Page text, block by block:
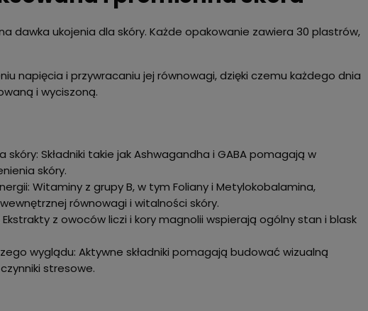
dawka ukojenia dla skóry. Każde opakowanie zawiera 30 plastrów,
napięcia i przywracaniu jej równowagi, dzięki czemu każdego dnia
i wyciszoną.
skóry: Składniki takie jak Ashwagandha i GABA pomagają w
skóry.
Witaminy z grupy B, w tym Foliany i Metylokobalamina,
równowagi i witalności skóry.
z owoców liczi i kory magnolii wspierają ogólny stan i blask
wyglądu: Aktywne składniki pomagają budować wizualną
stresowe.